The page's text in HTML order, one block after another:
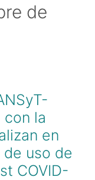
de
con la
en
uso de
COVID-